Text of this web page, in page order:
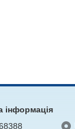
інформація